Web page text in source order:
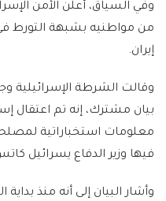
وفي السياق، أعلن الأمن
من مواطنيه بشبهة
إيران.
وقالت الشرطة الإسرائيلية
بيان مشترك، إنه تم اعتقال
معلومات استخباراتية لمصلحة
فيها وزير الدفاع يسرائيل